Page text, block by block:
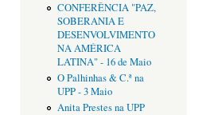
CONFERÊNCIA "PAZ,
SOBERANIA E
DESENVOLVIMENTO
NA AMÉRICA
LATINA" - 16 de Maio
O Palhinhas & C.ª na
UPP - 3 Maio
Anita Prestes na UPP